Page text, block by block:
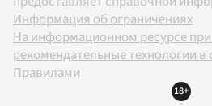
Информация об ограничениях
На информационном ресурсе
рекомендательные технологии в
Правилами
18+